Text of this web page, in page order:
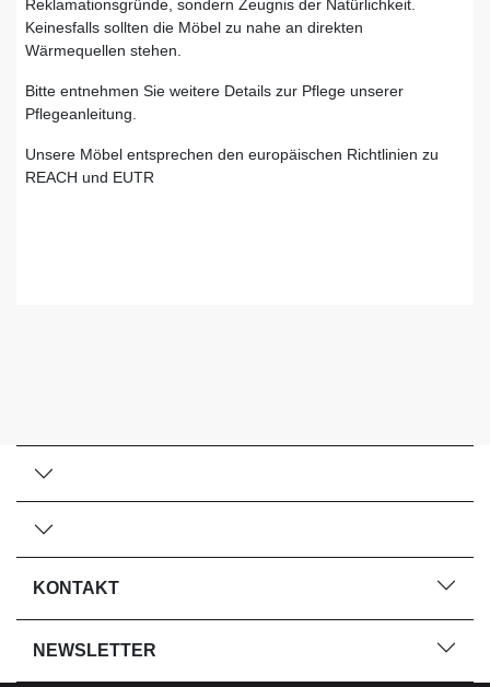
Reklamationsgründe, sondern Zeugnis der Natürlichkeit.
Keinesfalls sollten die Möbel zu nahe an direkten
Wärmequellen stehen.
Bitte entnehmen Sie weitere Details zur Pflege unserer
Pflegeanleitung.
Unsere Möbel entsprechen den europäischen Richtlinien zu
REACH und EUTR
KONTAKT
NEWSLETTER